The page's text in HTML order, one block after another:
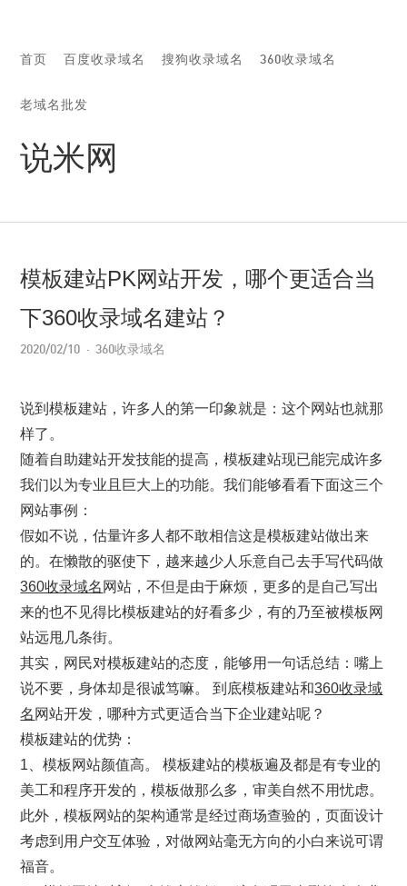
首页 百度收录域名 搜狗收录域名 360收录域名
老域名批发
说米网
模板建站PK网站开发，哪个更适合当
下360收录域名建站？
2020/02/10 360收录域名
说到模板建站，许多人的第一印象就是：这个网站也就那
样了。
随着自助建站开发技能的提高，模板建站现已能完成许多
我们以为专业且巨大上的功能。我们能够看看下面这三个
网站事例：
假如不说，估量许多人都不敢相信这是模板建站做出来
的。在懒散的驱使下，越来越少人乐意自己去手写代码做
360收录域名 网站，不但是由于麻烦，更多的是自己写出
来的也不见得比模板建站的好看多少，有的乃至被模板网
站远甩几条街。
其实，网民对模板建站的态度，能够用一句话总结：嘴上
说不要，身体却是很诚笃嘛。 到底模板建站和360收录域
名 网站开发，哪种方式更适合当下企业建站呢？
模板建站的优势：
1、模板网站颜值高。 模板建站的模板遍及都是有专业的
美工和程序开发的，模板做那么多，审美自然不用忧虑。
此外，模板网站的架构通常是经过商场查验的，页面设计
考虑到用户交互体验，对做网站毫无方向的小白来说可谓
福音。